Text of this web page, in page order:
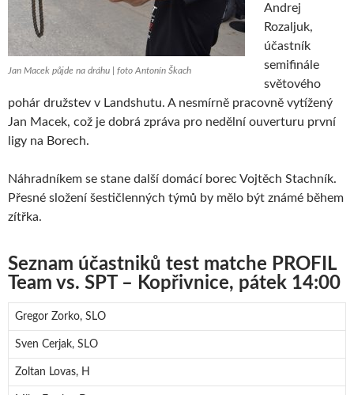
Jan Macek půjde na dráhu | foto Antonín Škach
Andrej
Rozaljuk,
účastník
semifinále
světového
pohár družstev v Landshutu. A nesmírně pracovně vytížený
Jan Macek, což je dobrá zpráva pro nedělní ouverturu první
ligy na Borech.
Náhradníkem se stane další domácí borec Vojtěch Stachník.
Přesné složení šestičlenných týmů by mělo být známé během
zítřka.
Seznam účastniků test matche PROFIL
Team vs. SPT – Kopřivnice, pátek 14:00
Gregor Zorko, SLO
Sven Cerjak, SLO
Zoltan Lovas, H